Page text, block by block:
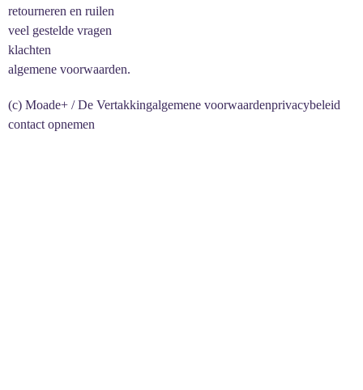
retourneren en ruilen
veel gestelde vragen
klachten
algemene voorwaarden.
(c) Moade+ / De Vertakkingalgemene voorwaardenprivacybeleid
contact opnemen